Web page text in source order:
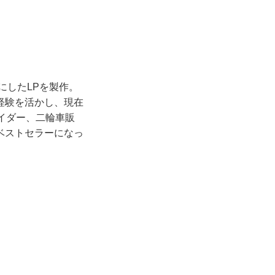
したLPを製作。
験を活かし、現在
ダー、二輪車販
ストセラーになっ